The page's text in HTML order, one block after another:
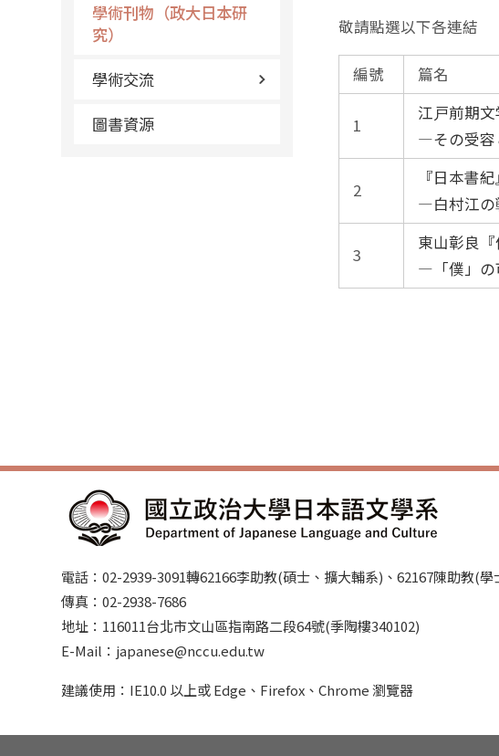
學術刊物（政大日本研
究）
學術交流
圖書資源
敬請點選以下各連結
編號 篇名
1
江戸前期文
―その受
2
『日本書
―白村江の
3
東山彰良
―「僕」の
電話：02-2939-3091轉62166李助教(碩士、擴大輔系)、62167陳助教(
傳真：02-2938-7686
地址：116011台北市文山區指南路二段64號(季陶樓340102)
E-Mail：japanese@nccu.edu.tw
建議使用：IE10.0 以上或 Edge、Firefox、Chrome 瀏覽器